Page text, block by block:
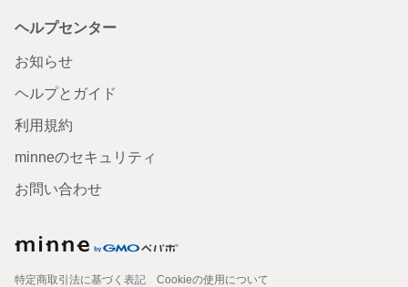
ヘルプセンター
お知らせ
ヘルプとガイド
利用規約
minneのセキュリティ
お問い合わせ
特定商取引法に基づく表記
Cookieの使用について